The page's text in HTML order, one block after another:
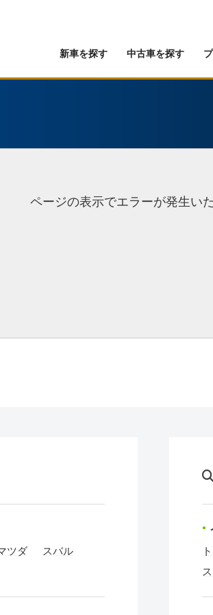
新車を探す 中古車を探す
ページの表示でエラーが発生い
ツダ スバル